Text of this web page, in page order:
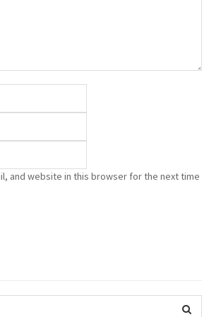
and website in this browser for the next time